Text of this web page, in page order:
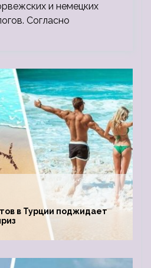
и немецких
Согласно
в Турции поджидает